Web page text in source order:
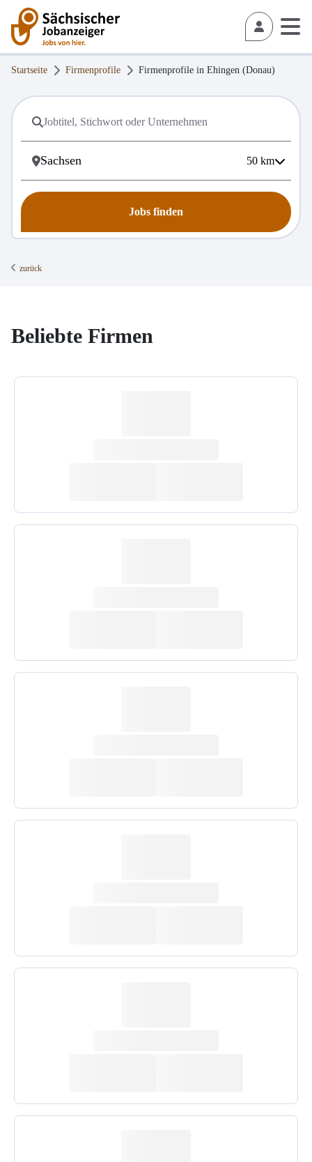
Startseite Firmenprofile Firmenprofile in Ehingen (Donau)
50 km
Jobs finden
zurück
Beliebte Firmen